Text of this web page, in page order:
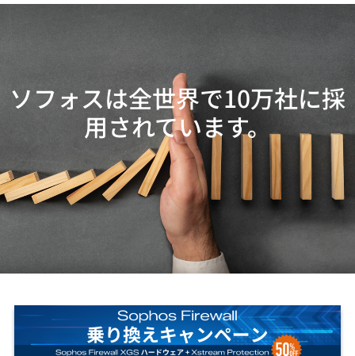
ソフォスは全世界で10万社に採
用されています。